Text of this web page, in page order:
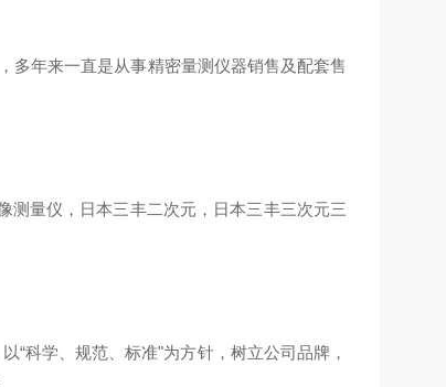
多年来一直是从事精密量测仪器销售及配套售
测量仪，日本三丰二次元，日本三丰三次元三
“科学、规范、标准"为方针，树立公司品牌，